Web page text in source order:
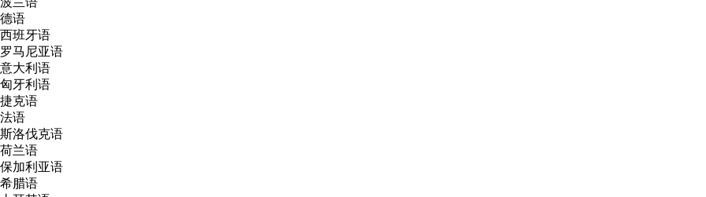
德语
西班牙语
罗马尼亚语
意大利语
匈牙利语
捷克语
法语
斯洛伐克语
荷兰语
保加利亚语
希腊语